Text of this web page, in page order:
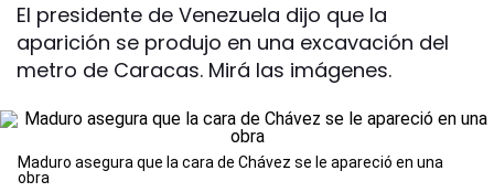
El presidente de Venezuela dijo que la
aparición se produjo en una excavación del
metro de Caracas. Mirá las imágenes.
Maduro asegura que la cara de Chávez se le apareció en una
obra